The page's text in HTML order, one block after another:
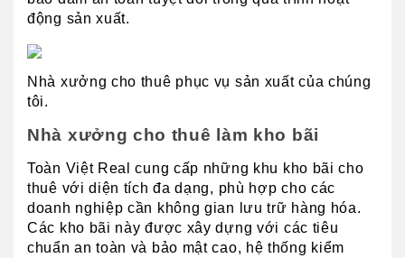
động sản xuất.
Nhà xưởng cho thuê phục vụ sản xuất của chúng
tôi.
Nhà xưởng cho thuê làm kho bãi
Toàn Việt Real cung cấp những khu kho bãi cho
thuê với diện tích đa dạng, phù hợp cho các
doanh nghiệp cần không gian lưu trữ hàng hóa.
Các kho bãi này được xây dựng với các tiêu
chuẩn an toàn và bảo mật cao, hệ thống kiểm